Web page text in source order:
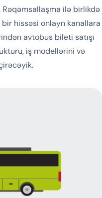
ilə birlikdə
bir hissəsi onlayn kanallara
avtobus bileti satışı
iş modellərini və